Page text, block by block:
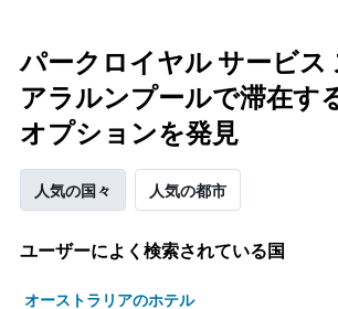
パークロイヤル サービス
アラルンプールで滞在す
オプションを発見
人気の国々 人気の都市
ユーザーによく検索されている国
オーストラリアのホテル